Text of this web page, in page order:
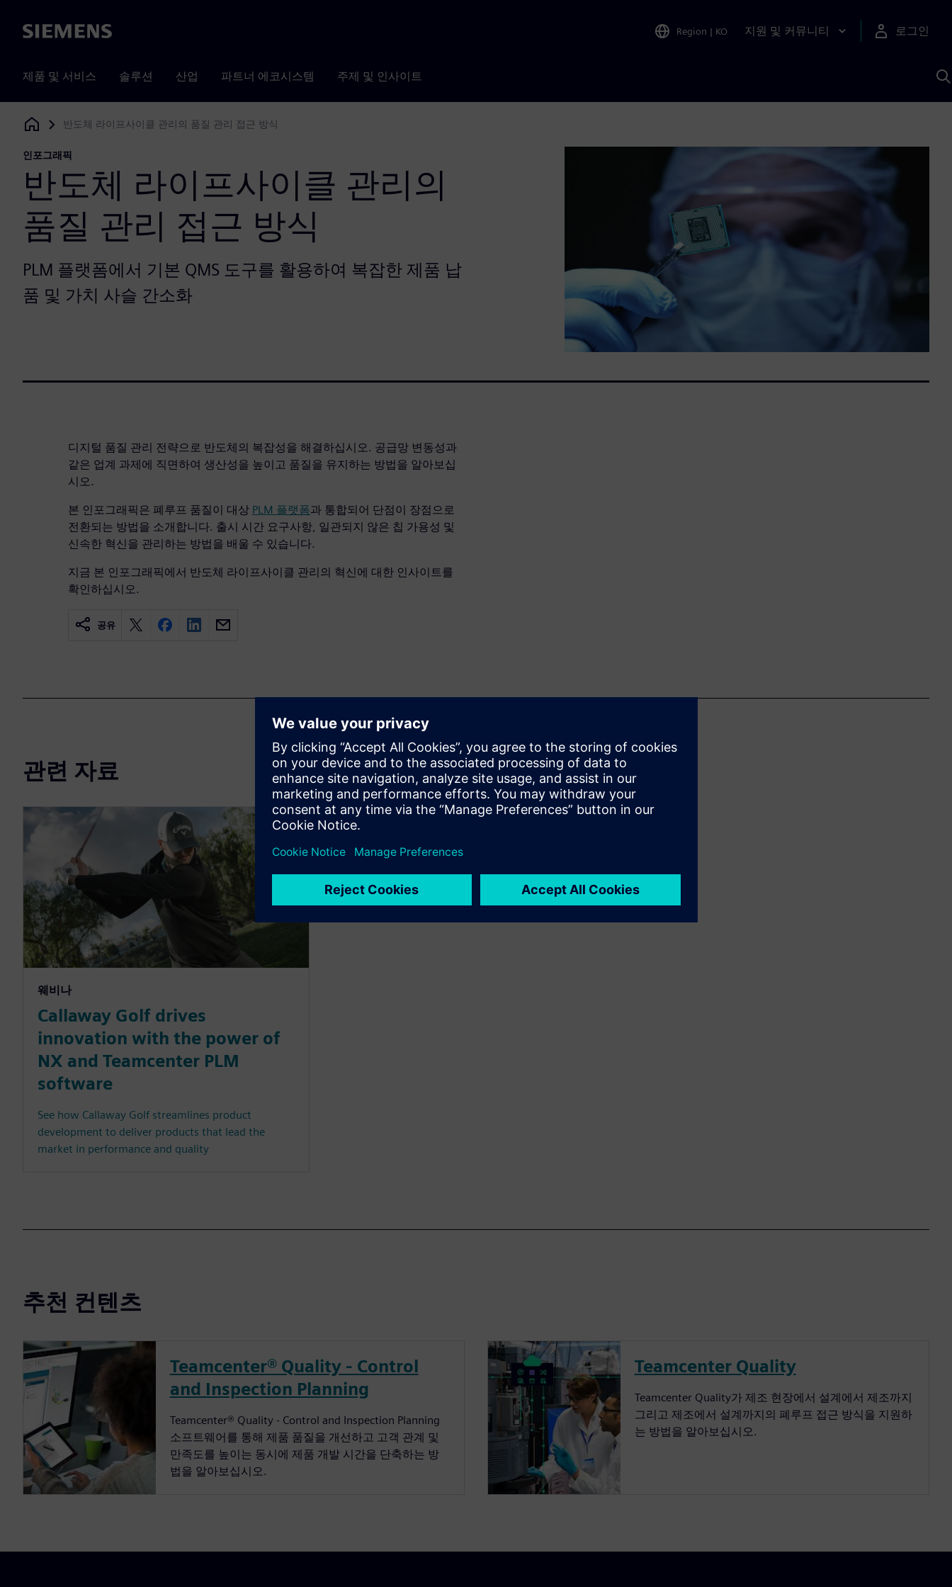
Siemens Region | KO 지원 및 커뮤니티 로그인
제품 및 서비스 솔루션 산업 파트너 에코시스템 주제 및 인사이트
Siemens Digital Industries Software
반도체 라이프사이클 관리의 품질 관리 접근 방식
인포그래픽
반도체 라이프사이클 관리의
품질 관리 접근 방식
PLM 플랫폼에서 기본 QMS 도구를 활용하여 복잡한 제품 납
품 및 가치 사슬 간소화
디지털 품질 관리 전략으로 반도체의 복잡성을 해결하십시오. 공급망 변동성과
같은 업계 과제에 직면하여 생산성을 높이고 품질을 유지하는 방법을 알아보십
시오.
본 인포그래픽은 폐루프 품질이 대상 PLM 플랫폼과 통합되어 단점이 장점으로
전환되는 방법을 소개합니다. 출시 시간 요구사항, 일관되지 않은 칩 가용성 및
신속한 혁신을 관리하는 방법을 배울 수 있습니다.
지금 본 인포그래픽에서 반도체 라이프사이클 관리의 혁신에 대한 인사이트를
확인하십시오.
공유
관련 자료
웨비나
Callaway Golf drives
innovation with the power of
NX and Teamcenter PLM
software
See how Callaway Golf streamlines product
development to deliver products that lead the
market in performance and quality
추천 컨텐츠
Teamcenter® Quality - Control
and Inspection Planning
Teamcenter® Quality - Control and Inspection Planning
소프트웨어를 통해 제품 품질을 개선하고 고객 관계 및
만족도를 높이는 동시에 제품 개발 시간을 단축하는 방
법을 알아보십시오.
Teamcenter Quality
Teamcenter Quality가 제조 현장에서 설계에서 제조까지
그리고 제조에서 설계까지의 폐루프 접근 방식을 지원하
는 방법을 알아보십시오.